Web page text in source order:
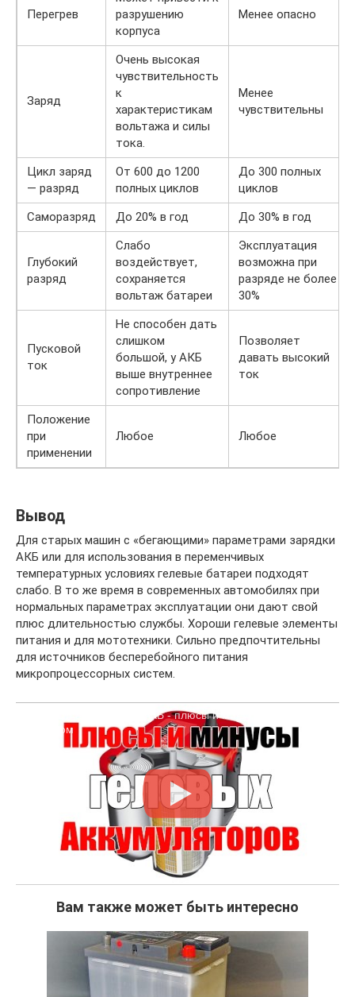
Перегрев
разрушению
корпуса
Менее опасно
Заряд
Очень высокая
чувствительность
к
характеристикам
вольтажа и силы
тока.
Менее
чувствительны
Цикл заряд
— разряд
От 600 до 1200
полных циклов
До 300 полных
циклов
Саморазряд
До 20% в год До 30% в год
Глубокий
разряд
Слабо
воздействует,
сохраняется
вольтаж батареи
Эксплуатация
возможна при
разряде не более
30%
Пусковой
ток
Не способен дать
слишком
большой, у АКБ
выше внутреннее
сопротивление
Позволяет
давать высокий
ток
Положение
при
применении
Любое Любое
Вывод
Для старых машин с «бегающими» параметрами зарядки
АКБ или для использования в переменчивых
температурных условиях гелевые батареи подходят
слабо. В то же время в современных автомобилях при
нормальных параметрах эксплуатации они дают свой
плюс длительностью службы. Хороши гелевые элементы
питания и для мототехники. Сильно предпочтительны
для источников бесперебойного питания
микропроцессорных систем.
Гелевый аккумулятор АКБ - плюсы и минусы. Просто о
сложном
Вам также может быть интересно